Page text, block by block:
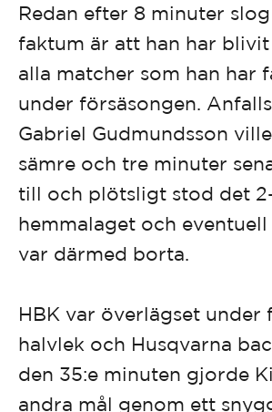
Redan efter 8 minuter
faktum är att han har
alla matcher som han har
under försäsongen.
Gabriel Gudmundsson
sämre och tre minuter
till och plötsligt stod det
hemmalaget och
var därmed borta.
HBK var överlägset under
halvlek och Husqvarna
den 35:e minuten gjorde
andra mål genom ett